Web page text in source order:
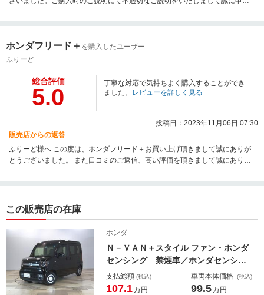
考えて行きたいと思いますので宜しくお願いたします。
ホンダフリード＋ を購入したユーザー
ふりーど
総合評価
5.0
丁寧な対応で気持ちよく購入することができ
ました。 レビューを詳しく見る
投稿日：2023年11月06日 07:30
販売店からの返答
ふりーど様へ この度は、ホンダフリード＋お買い上げ頂きまして誠にありが
とうございました。 また口コミのご返信、高い評価を頂きまして誠にありが
乗り頂けるようにキッチリ 整備させて頂きますのでもう少し納車までお待ち
この販売店の在庫
ホンダ
Ｎ－ＶＡＮ＋スタイル ファン・ホンダ
センシング 禁煙車／ホンダセンシン
グ／ナビゲーション（ＶＸＭ－２０４
ＶＦｉ）／リアカメラ／フロントドラ
支払総額 (税込)
107.1万円
車両本体価格 (税込)
99.5万円